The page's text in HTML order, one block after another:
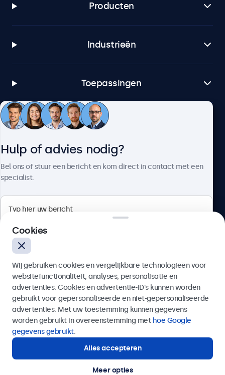
Producten
Industrieën
Toepassingen
Klantenservice
4.8/5 door 5000+ bedrijven
Nederlands
Hulp of advies nodig?
Bel ons of stuur een bericht en kom direct in contact met een
specialist.
Verzenden
Of bel ons op
Hulp of advies nodig?
Direct contact met een specialist.
Cookies
Wij gebruiken cookies en vergelijkbare technologieën voor
websitefunctionaliteit, analyses, personalisatie en
advertenties. Cookies en advertentie-ID’s kunnen worden
gebruikt voor gepersonaliseerde en niet-gepersonaliseerde
advertenties. Met uw toestemming kunnen gegevens
worden gebruikt in overeenstemming met hoe Google
gegevens gebruikt.
Alles accepteren
Meer opties